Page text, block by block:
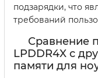
подзарядки, что
требований
Сравнение
LPDDR4X с
памяти для